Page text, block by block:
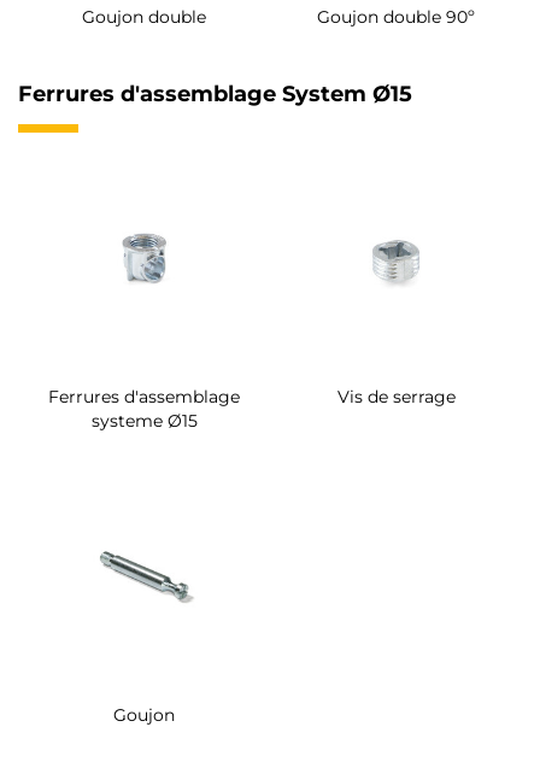
Goujon double Goujon double 90º
Ferrures d'assemblage System Ø15
Ferrures d'assemblage
systeme Ø15
Vis de serrage
Goujon